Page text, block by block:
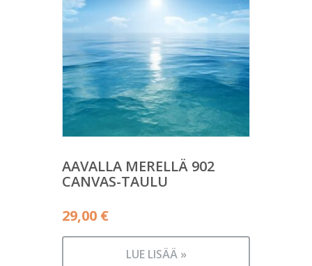
AAVALLA MERELLÄ 902
CANVAS-TAULU
29,00 €
LUE LISÄÄ »